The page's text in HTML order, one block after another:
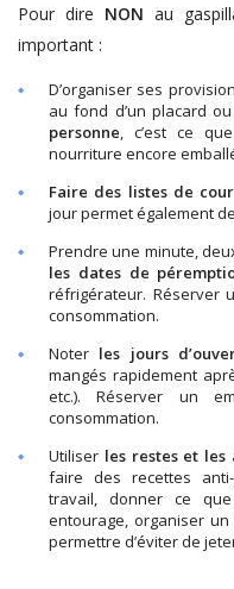
Pour dire NON au
important :
D’organiser ses
au fond d’un placard
personne, c’est ce
nourriture encore
Faire des listes de
jour permet également
Prendre une minute,
les dates de
réfrigérateur. Réserver
consommation.
Noter les jours
mangés rapidement
etc.). Réserver un
consommation.
Utiliser les restes et
faire des recettes
travail, donner ce
entourage, organiser
permettre d’éviter de